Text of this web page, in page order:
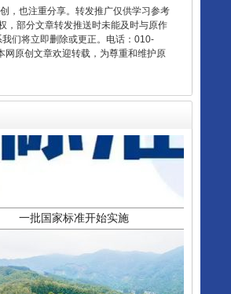
，也注重分享。转发推广仅供学习参考
，部分文章转发推送时未能及时与原作
们将立即删除或更正。电话：010-
原创文章欢迎转载，为尊重和维护原